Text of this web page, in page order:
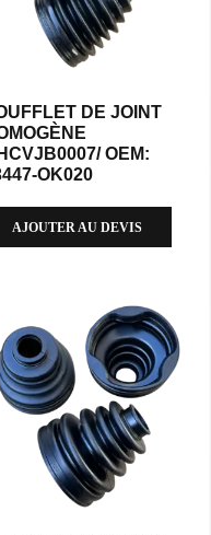
DE JOINT
OEM:
OK020
AJOUTER AU DEVIS